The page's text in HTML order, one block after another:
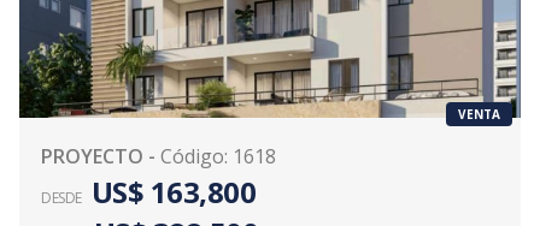
VENTA
PROYECTO - Código: 1618
DESDE US$ 163,800